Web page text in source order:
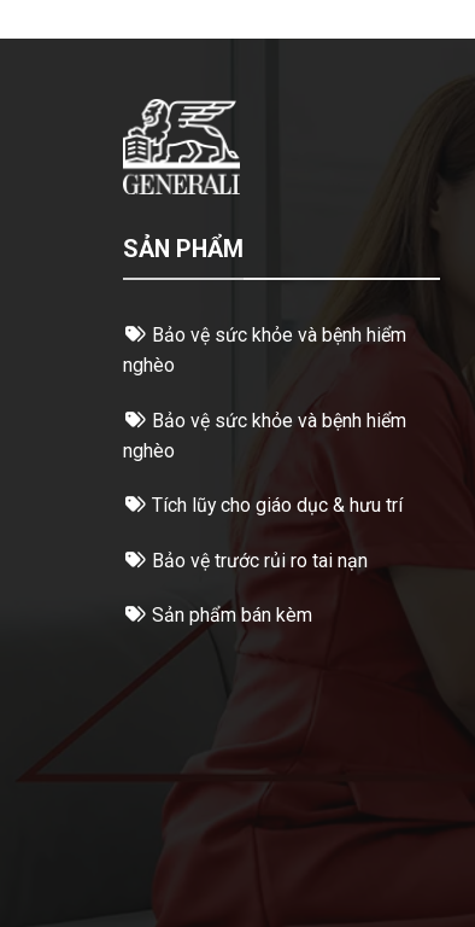
SẢN PHẨM
Bảo vệ sức khỏe và bệnh hiểm
nghèo
Bảo vệ sức khỏe và bệnh hiểm
nghèo
Tích lũy cho giáo dục & hưu trí
Bảo vệ trước rủi ro tai nạn
Sản phẩm bán kèm